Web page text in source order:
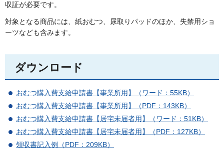
収証が必要です。
対象となる商品には、紙おむつ、尿取りパッドのほか、失禁用ショ
ーツなども含みます。
ダウンロード
おむつ購入費支給申請書【事業所用】（ワード：55KB）
おむつ購入費支給申請書【事業所用】（PDF：143KB）
おむつ購入費支給申請書【居宅未届者用】（ワード：51KB）
おむつ購入費支給申請書【居宅未届者用】（PDF：127KB）
領収書記入例（PDF：209KB）